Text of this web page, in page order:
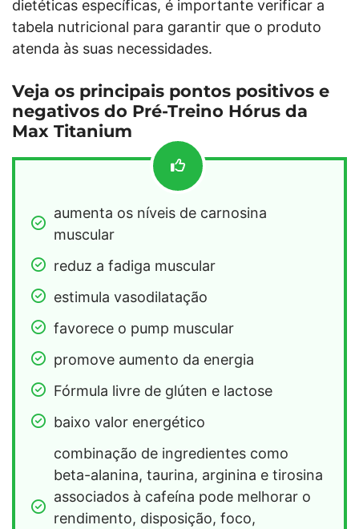
dietéticas específicas, é importante verificar a
tabela nutricional para garantir que o produto
atenda às suas necessidades.
Veja os principais pontos positivos e
negativos do Pré-Treino Hórus da
Max Titanium
aumenta os níveis de carnosina
muscular
reduz a fadiga muscular
estimula vasodilatação
favorece o pump muscular
promove aumento da energia
Fórmula livre de glúten e lactose
baixo valor energético
combinação de ingredientes como
beta-alanina, taurina, arginina e tirosina
associados à cafeína pode melhorar o
rendimento, disposição, foco,